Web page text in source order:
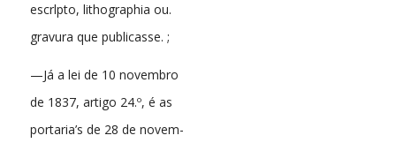
escrlpto, lithographia ou.
gravura que publicasse. ;
—Já a lei de 10 novembro
de 1837, artigo 24.º, é as
portaria’s de 28 de novem-